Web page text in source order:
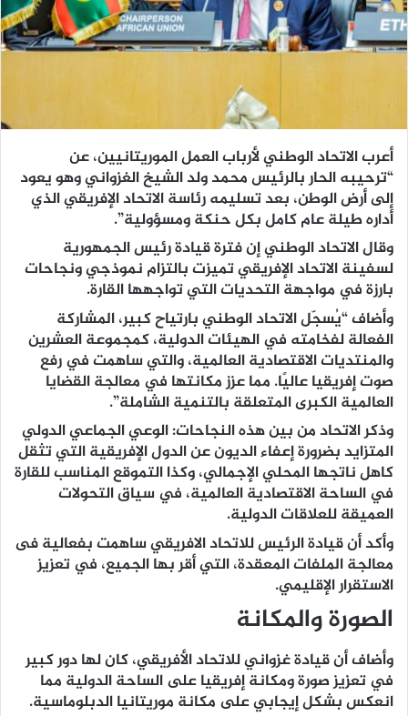
أعرب الاتحاد الوطني لأرباب العمل الموريتانيين، عن
“ترحيبه الحار بالرئيس محمد ولد الشيخ الغزواني وهو يعود
إلى أرض الوطن، بعد تسليمه رئاسة الاتحاد الإفريقي الذي
أداره طيلة عام كامل بكل حنكة ومسؤولية”.
وقال الاتحاد الوطني إن فترة قيادة رئيس الجمهورية
لسفينة الاتحاد الإفريقي تميزت بالتزام نموذجي ونجاحات
بارزة في مواجهة التحديات التي تواجهها القارة.
وأضاف “يُسجّل الاتحاد الوطني بارتياح كبير، المشاركة
الفعالة لفخامته في الهيئات الدولية، كمجموعة العشرين
والمنتديات الاقتصادية العالمية، والتي ساهمت في رفع
صوت إفريقيا عاليًا. مما عزز مكانتها في معالجة القضايا
العالمية الكبرى المتعلقة بالتنمية الشاملة”.
وذكر الاتحاد من بين هذه النجاحات: الوعي الجماعي الدولي
المتزايد بضرورة إعفاء الديون عن الدول الإفريقية التي تثقل
كاهل ناتجها المحلي الإجمالي، وكذا التموقع المناسب للقارة
في الساحة الاقتصادية العالمية، في سياق التحولات
العميقة للعلاقات الدولية.
وأكد أن قيادة الرئيس للاتحاد الافريقي ساهمت بفعالية فى
معالجة الملفات المعقدة، التي أقر بها الجميع، في تعزيز
الاستقرار الإقليمي.
الصورة والمكانة
وأضاف أن قيادة غزواني للاتحاد الأفريقي، كان لها دور كبير
في تعزيز صورة ومكانة إفريقيا على الساحة الدولية مما
انعكس بشكل إيجابي على مكانة موريتانيا الدبلوماسية.